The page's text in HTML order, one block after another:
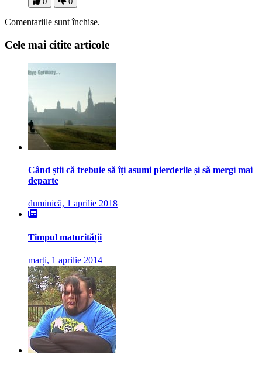
Comentariile sunt închise.
Cele mai citite articole
Când știi că trebuie să îți asumi pierderile și să mergi mai
departe
duminică, 1 aprilie 2018
Timpul maturității
marți, 1 aprilie 2014